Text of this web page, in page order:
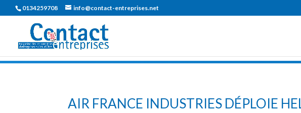
0134259708 info@contact-entreprises.net
AIR FRANCE INDUSTRIES DÉPLOIE